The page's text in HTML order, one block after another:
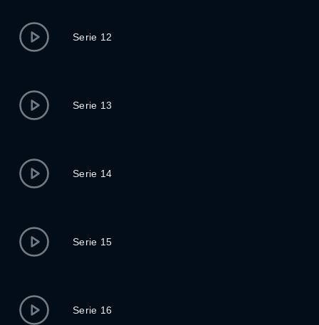
Serie 12
Serie 13
Serie 14
Serie 15
Serie 16